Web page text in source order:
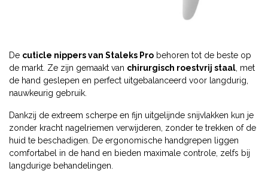
De cuticle nippers van Staleks Pro behoren tot de beste op
de markt. Ze zijn gemaakt van chirurgisch roestvrij staal , met
de hand geslepen en perfect uitgebalanceerd voor langdurig,
nauwkeurig gebruik.
Dankzij de extreem scherpe en fijn uitgelijnde snijvlakken kun je
zonder kracht nagelriemen verwijderen, zonder te trekken of de
huid te beschadigen. De ergonomische handgrepen liggen
comfortabel in de hand en bieden maximale controle, zelfs bij
langdurige behandelingen.